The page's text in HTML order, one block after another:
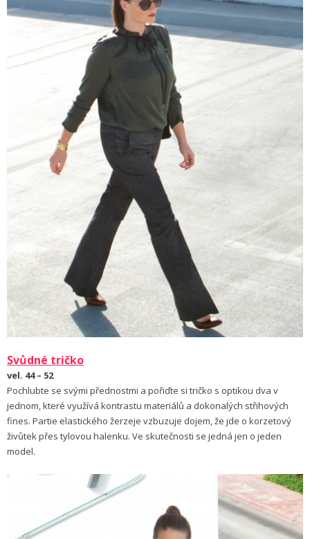
Svůdné tričko
vel. 44 – 52
Pochlubte se svými přednostmi a pořiďte si tričko s optikou dva v
jednom, které využívá kontrastu materiálů a dokonalých střihových
fines. Partie elastického žerzeje vzbuzuje dojem, že jde o korzetový
živůtek přes tylovou halenku. Ve skutečnosti se jedná jen o jeden
model.